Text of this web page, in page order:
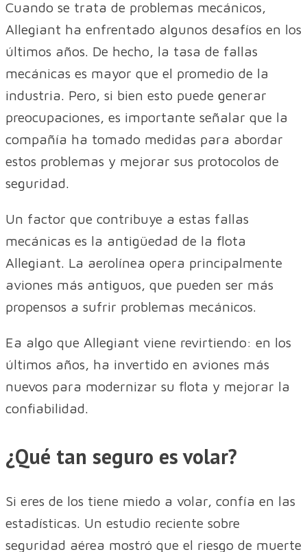
Cuando se trata de problemas mecánicos,
Allegiant ha enfrentado algunos desafíos en los
últimos años. De hecho, la tasa de fallas
mecánicas es mayor que el promedio de la
industria. Pero, si bien esto puede generar
preocupaciones, es importante señalar que la
compañía ha tomado medidas para abordar
estos problemas y mejorar sus protocolos de
seguridad.
Un factor que contribuye a estas fallas
mecánicas es la antigüedad de la flota
Allegiant. La aerolínea opera principalmente
aviones más antiguos, que pueden ser más
propensos a sufrir problemas mecánicos.
Ea algo que Allegiant viene revirtiendo: en los
últimos años, ha invertido en aviones más
nuevos para modernizar su flota y mejorar la
confiabilidad.
¿Qué tan seguro es volar?
Si eres de los tiene miedo a volar, confía en las
estadísticas. Un estudio reciente sobre
seguridad aérea mostró que el riesgo de muerte